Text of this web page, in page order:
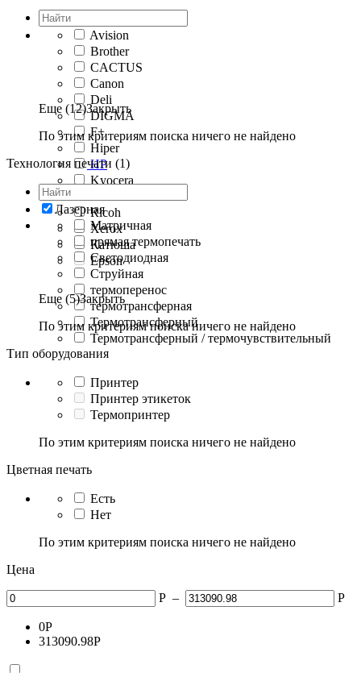
Avision
Brother
CACTUS
Canon
Deli
DIGMA
F+
Hiper
HP
Kyocera
Ricoh
Xerox
Катюша
Epson
Еще (12)Закрыть
По этим критериям поиска ничего не найдено
Технология печати (1)
Лазерная
Матричная
прямая термопечать
Светодиодная
Струйная
термоперенос
термотрансферная
Термотрансферный
Термотрансферный / термочувствительный
Еще (5)Закрыть
По этим критериям поиска ничего не найдено
Тип оборудования
Принтер
Принтер этикеток
Термопринтер
По этим критериям поиска ничего не найдено
Цветная печать
Есть
Нет
По этим критериям поиска ничего не найдено
Цена
Р – Р
0Р
313090.98Р